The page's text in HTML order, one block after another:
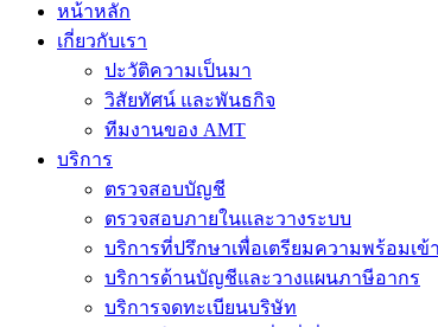
หน้าหลัก
เกี่ยวกับเรา
ปะวัติความเป็นมา
วิสัยทัศน์ และพันธกิจ
ทีมงานของ AMT
บริการ
ตรวจสอบบัญชี
ตรวจสอบภายในและวางระบบ
บริการที่ปรึกษาเพื่อเตรียมความพร้อมเ
บริการด้านบัญชีและวางแผนภาษีอากร
บริการจดทะเบียนบริษัท